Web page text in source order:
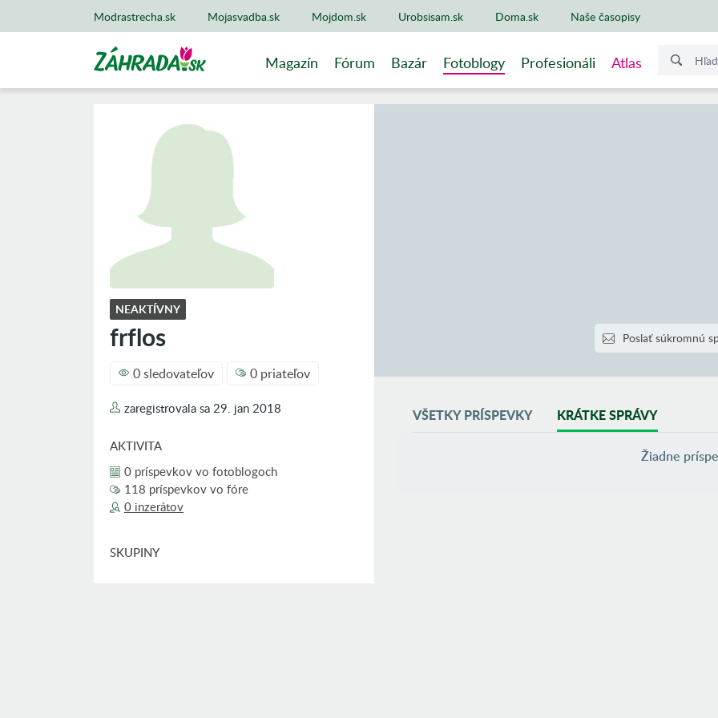
Modrastrecha.sk Mojasvadba.sk Mojdom.sk Urobsisam.sk Doma.sk Naše časopisy
Magazín Fórum Bazár Fotoblogy Profesionáli Atlas
NEAKTÍVNY
frflos
0 sledovateľov 0 priateľov
zaregistrovala sa 29. jan 2018
AKTIVITA
0 príspevkov vo fotoblogoch
118 príspevkov vo fóre
0 inzerátov
SKUPINY
Poslať súkromnú
VŠETKY PRÍSPEVKY KRÁTKE SPRÁVY
Žiadne